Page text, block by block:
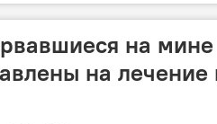
на
на лечение